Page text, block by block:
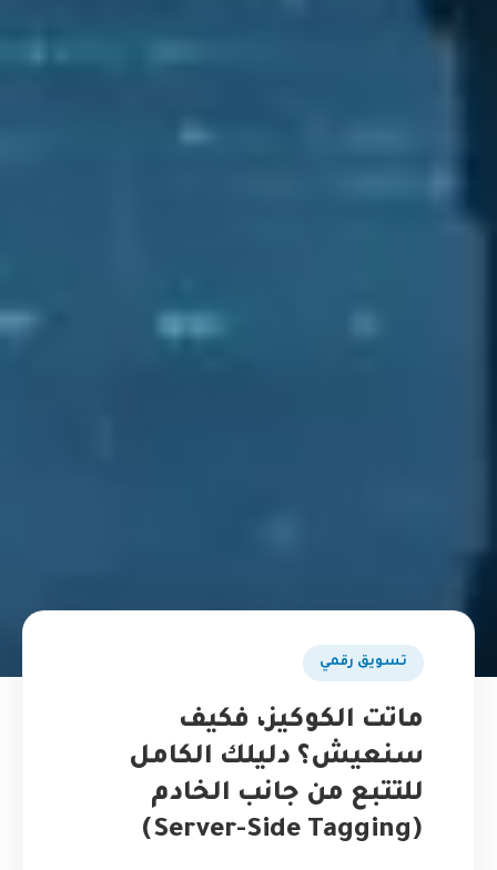
تسويق رقمي
ماتت الكوكيز، فكيف
سنعيش؟ دليلك الكامل
للتتبع من جانب الخادم
(Server-Side Tagging)